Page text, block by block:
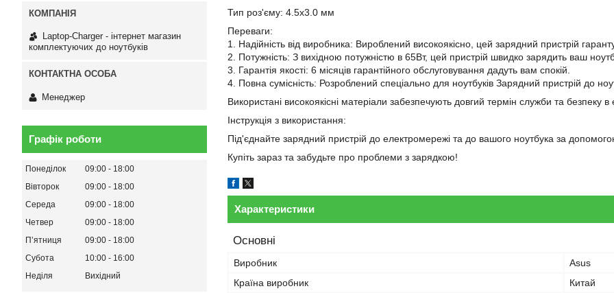
Тип роз'єму: 4.5x3.0 мм
Переваги:
1. Надійність від виробника: Вироблений високоякісно, цей зарядний пристрій
2. Потужність: З вихідною потужністю в 65Вт, цей пристрій швидко зарядить ваш
3. Гарантія якості: 6 місяців гарантійного обслуговування дадуть вам спокій.
4. Повна сумісність: Розроблений спеціально для ноутбуків Зарядний пристрій до
Використані високоякісні матеріали забезпечують довгий термін служби та безпеку в
Інструкція з використання:
Під'єднайте зарядний пристрій до електромережі та до вашого ноутбука за
Купіть зараз та забудьте про проблеми з зарядкою!
Характеристики
Основні
Виробник
Asus
Країна виробник
Китай
Laptop-Charger - інтернет магазин
комплектуючих до ноутбуків
Менеджер
Графік роботи
Понеділок 09:00
18:00
Вівторок
09:00
18:00
Середа
09:00
18:00
Четвер
09:00
18:00
Пʼятниця
09:00
18:00
Субота
10:00
16:00
Неділя
Вихідний